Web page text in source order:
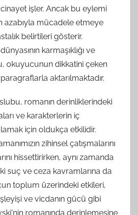
işler. Ancak bu eylemi
azabıyla mücadele etmeye
belirtileri gösterir.
karmaşıklığı ve
okuyucunun dikkatini çeken
aktarılmaktadır.
romanın derinliklerindeki
ve karakterlerin iç
için oldukça etkilidir.
zihinsel çatışmalarını
hissettirirken, aynı zamanda
suç ve ceza kavramlarına da
toplum üzerindeki etkileri,
ve vicdanın gücü gibi
romanında derinlemesine